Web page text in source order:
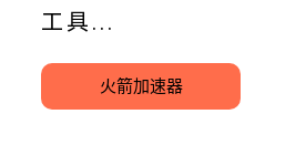
工具...
火箭加速器